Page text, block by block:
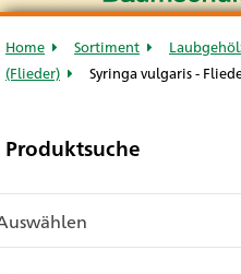
Home Sortiment
(Flieder)
Syringa vulgaris -
Produktsuche